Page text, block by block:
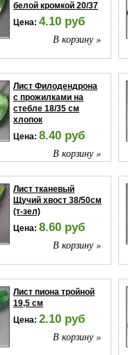
белой кромкой 20/37
Цена: 4.10 руб
В корзину »
Лист Филодендрона
с прожилками на
стебле 18/35 см
хлопок
Цена: 8.40 руб
В корзину »
Лист тканевый
Щучий хвост 38/50см
(т-зел)
Цена: 8.60 руб
В корзину »
Лист пиона тройной
19,5 см
Цена: 2.10 руб
В корзину »